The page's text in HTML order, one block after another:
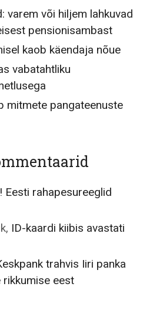
varem või hiljem lahkuvad
pensionisambast
kaob käendaja nõue
vabatahtliku
mitmete pangateenuste
Eesti rahapesureeglid
, ID-kaardi kiibis avastati
trahvis Iiri panka
rikkumise eest